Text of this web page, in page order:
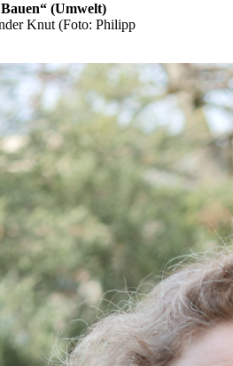
(Umwelt)
Knut (Foto: Philipp